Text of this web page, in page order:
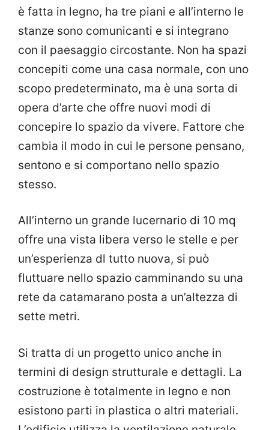
è fatta in legno, ha tre piani e all’interno le
stanze sono comunicanti e si integrano
con il paesaggio circostante. Non ha spazi
concepiti come una casa normale, con uno
scopo predeterminato, ma è una sorta di
opera d’arte che offre nuovi modi di
concepire lo spazio da vivere. Fattore che
cambia il modo in cui le persone pensano,
sentono e si comportano nello spazio
stesso.
All’interno un grande lucernario di 10 mq
offre una vista libera verso le stelle e per
un’esperienza dl tutto nuova, si può
fluttuare nello spazio camminando su una
rete da catamarano posta a un’altezza di
sette metri.
Si tratta di un progetto unico anche in
termini di design strutturale e dettagli. La
costruzione è totalmente in legno e non
esistono parti in plastica o altri materiali.